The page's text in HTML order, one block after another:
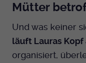
Mütter
Und was keiner
läuft Lauras
organisiert,
Name uid
Anbieter EKHN
Laufzeit Ende